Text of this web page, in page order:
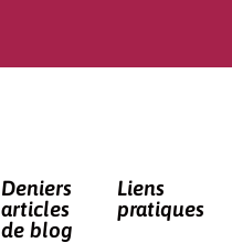
Deniers
articles
de blog
Liens
pratiques